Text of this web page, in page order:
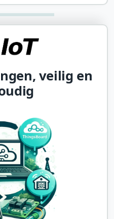
veilig en